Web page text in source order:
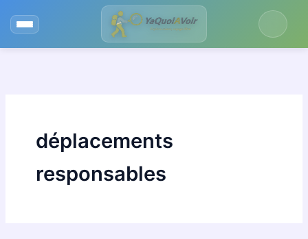
déplacements
responsables